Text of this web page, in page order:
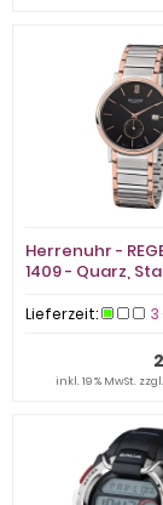
Herrenuhr -
1409 - Quarz,
Lieferzeit:
inkl. 19 % MwSt. zzgl.